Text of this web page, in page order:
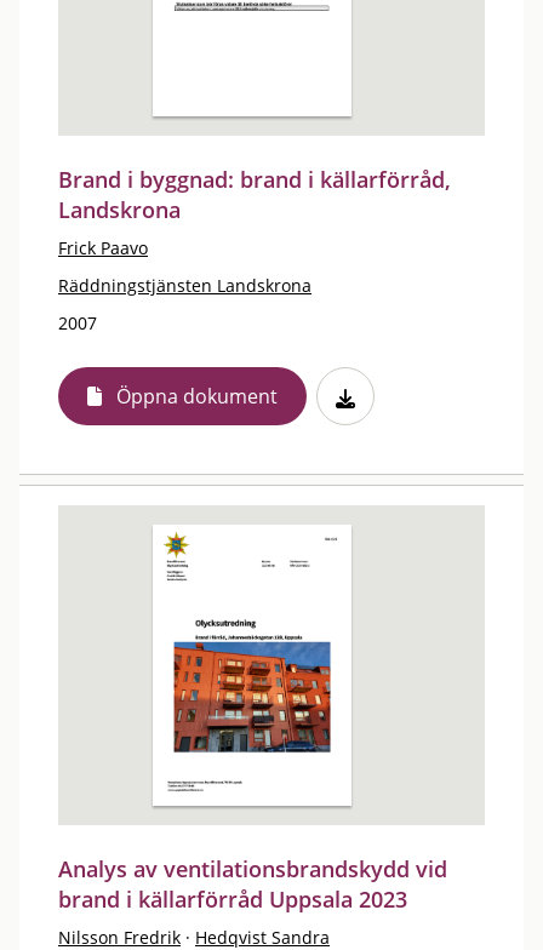
Brand i byggnad: brand i källarförråd,
Landskrona
Frick Paavo
Räddningstjänsten Landskrona
2007
Öppna dokument
Analys av ventilationsbrandskydd vid
brand i källarförråd Uppsala 2023
Nilsson Fredrik · Hedqvist Sandra